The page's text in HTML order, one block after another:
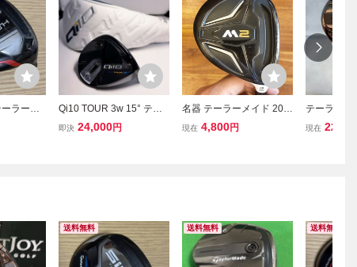
ーラーメ
プラス
Qi10 TOUR 3w 15° テー
ラーメイド フェアウェイ
即決 24,000円
名器 テーラーメイド 201
6 M2 フェアウェイウッド
現在 4,800円
テーラーメ
アウェイウ
現在
送料無料 送料無料 送料無料